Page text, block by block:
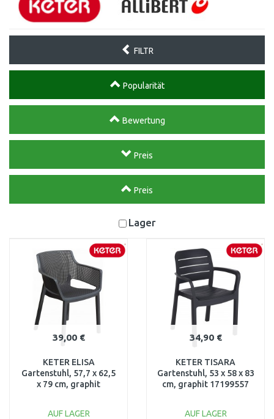
FILTR
Popularität
Bewertung
Preis
Preis
Lager
39,00 €
KETER ELISA
Gartenstuhl, 57,7 x 62,5
x 79 cm, graphit
AUF LAGER
34,90 €
KETER TISARA
Gartenstuhl, 53 x 58 x 83
cm, graphit 17199557
AUF LAGER